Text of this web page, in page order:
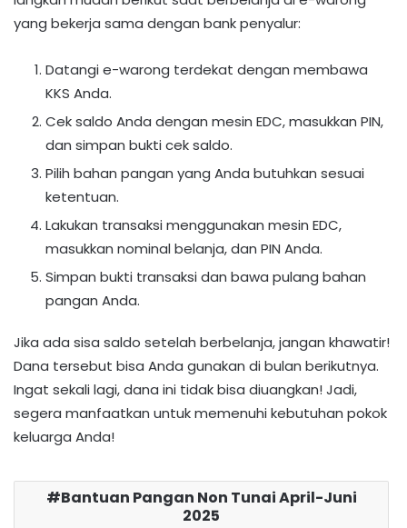
yang bekerja sama dengan bank penyalur:
Datangi e-warong terdekat dengan membawa
KKS Anda.
Cek saldo Anda dengan mesin EDC, masukkan PIN,
dan simpan bukti cek saldo.
Pilih bahan pangan yang Anda butuhkan sesuai
ketentuan.
Lakukan transaksi menggunakan mesin EDC,
masukkan nominal belanja, dan PIN Anda.
Simpan bukti transaksi dan bawa pulang bahan
pangan Anda.
Jika ada sisa saldo setelah berbelanja, jangan khawatir!
Dana tersebut bisa Anda gunakan di bulan berikutnya.
Ingat sekali lagi, dana ini tidak bisa diuangkan! Jadi,
segera manfaatkan untuk memenuhi kebutuhan pokok
keluarga Anda!
Bantuan Pangan Non Tunai April-Juni
2025